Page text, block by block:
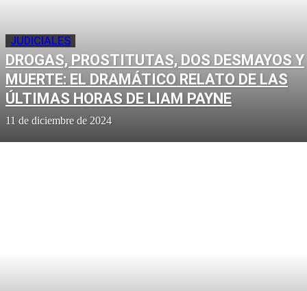
JUDICIALES
DROGAS, PROSTITUTAS, DOS DESMAYOS Y
MUERTE: EL DRAMÁTICO RELATO DE LAS
ÚLTIMAS HORAS DE LIAM PAYNE
11 de diciembre de 2024